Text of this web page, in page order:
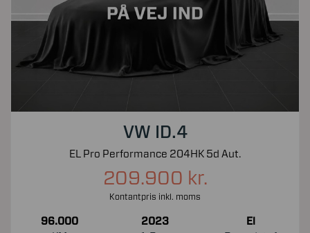
VW ID.4
EL Pro Performance 204HK 5d Aut.
209.900 kr.
Kontantpris inkl. moms
96.000
2023
El